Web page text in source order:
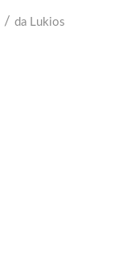
/ da Lukios